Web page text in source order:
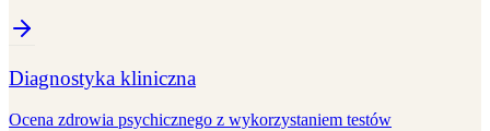
Diagnostyka kliniczna
Ocena zdrowia psychicznego z wykorzystaniem testów